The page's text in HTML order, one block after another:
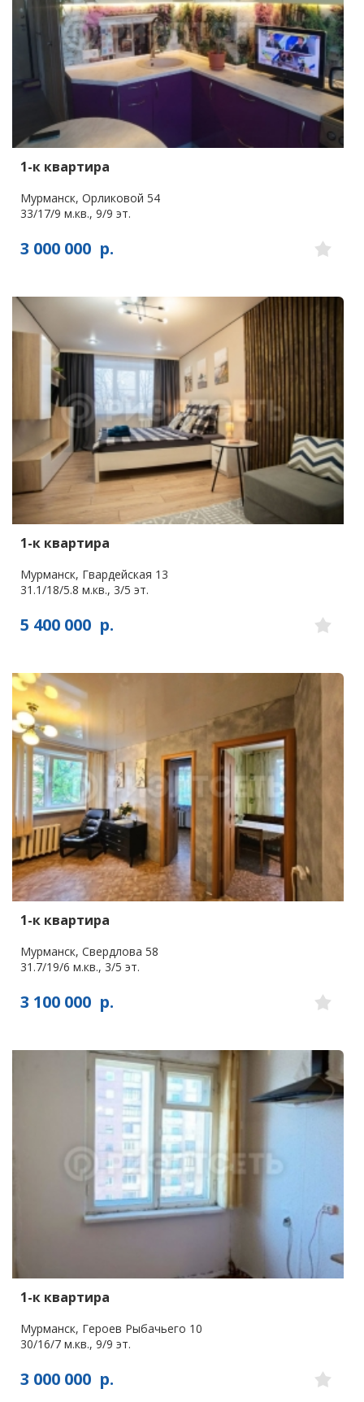
1-к квартира
Мурманск, Орликовой 54
33/17/9 м.кв., 9/9 эт.
3 000 000 р.
1-к квартира
Мурманск, Гвардейская 13
31.1/18/5.8 м.кв., 3/5 эт.
5 400 000 р.
1-к квартира
Мурманск, Свердлова 58
31.7/19/6 м.кв., 3/5 эт.
3 100 000 р.
1-к квартира
Мурманск, Героев Рыбачьего 10
30/16/7 м.кв., 9/9 эт.
3 000 000 р.